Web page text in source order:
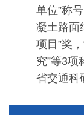
单位”称
凝土路面
项目”奖
究”等3项
省交通科